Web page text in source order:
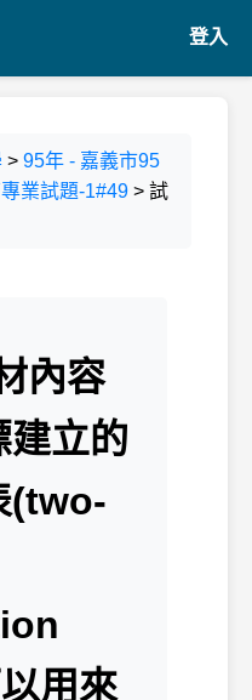
登入
> 95年 - 嘉義市95
業試題-1#49 > 試
內容
建立的
(two-
用來